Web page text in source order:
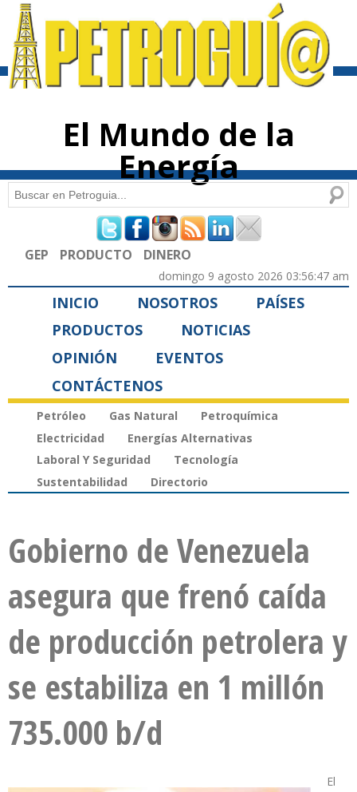
contenido
El Mundo de la
Energía
Formulario de búsqueda
Buscar
GEP PRODUCTO DINERO
domingo 9 agosto 2026 03:56:47 am
INICIO NOSOTROS
PAÍSES
PRODUCTOS
NOTICIAS
OPINIÓN
EVENTOS
CONTÁCTENOS
Petróleo Gas Natural
Petroquímica
Electricidad
Energías Alternativas
Laboral Y Seguridad
Tecnología
Sustentabilidad
Directorio
Gobierno de Venezuela
asegura que frenó caída
de producción petrolera y
se estabiliza en 1 millón
735.000 b/d
El